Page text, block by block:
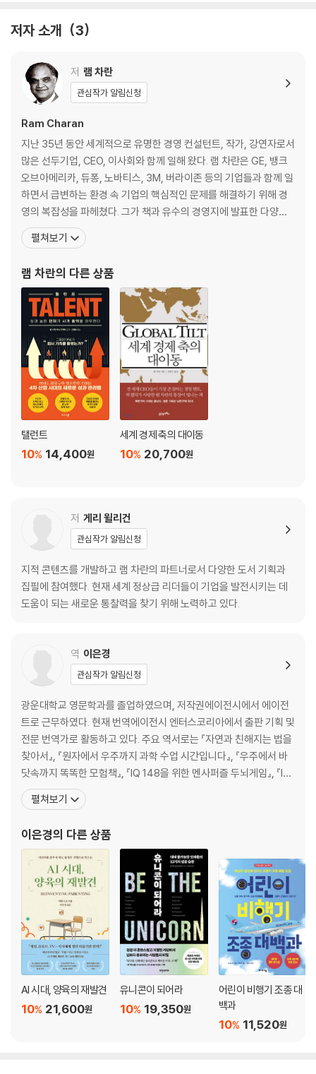
부록 : 디지털 시대에 경쟁우위를 갖출 준비가 되었는가?
저자 소개 3
저 램 차란
관심작가 알림신청
Ram Charan
지난 35년 동안 세계적으로 유명한 경영 컨설턴트, 작가, 강연자로서
많은 선두기업, CEO, 이사회와 함께 일해 왔다. 램 차란은 GE, 뱅크
오브아메리카, 듀퐁, 노바티스, 3M, 버라이존 등의 기업들과 함께 일
하면서 급변하는 환경 속 기업의 핵심적인 문제를 해결하기 위해 경
영의 복잡성을 파헤쳤다. 그가 책과 유수의 경영지에 발표한 다양한
해결책들은 매우 실용적이고 적절하며 실행하기 용이하다는 찬사를
받았으며, 전 세계에서 수백만 명의 사람들이 공유했다. 현재까지 27
로 『세계 경제 축의 대이동』, 『성장 기
펼쳐보기
램 차란의 다른 상품
탤런트
14,400원
10%
세계 경제 축의 대이동
20,700원
10%
저 게리 윌리건
관심작가 알림신청
지적 콘텐츠를 개발하고 램 차란의 파트너로서 다양한 도서 기획과
집필에 참여했다. 현재 세계 정상급 리더들이 기업을 발전시키는 데
도움이 되는 새로운 통찰력을 찾기 위해 노력하고 있다.
역 이은경
관심작가 알림신청
광운대학교 영문학과를 졸업하였으며, 저작권에이전시에서 에이전
트로 근무하였다. 현재 번역에이전시 엔터스코리아에서 출판 기획 및
전문 번역가로 활동하고 있다. 주요 역서로는 『자연과 친해지는 법을
찾아서』, 『원자에서 우주까지 과학 수업 시간입니다』, 『우주에서 바
닷속까지 똑똑한 모험책』, 『IQ 148을 위한 멘사퍼즐 두뇌게임』, 『IQ
148을 위한 멘사퍼즐 수학게임』, 『IQ 148을 위한 멘사퍼즐 추론게
임』, 『IQ 148을 위한 멘사퍼즐 아이큐게임』, 『수학올림피아드의 천
죠수아』, 『청소년을 위한 고고학 이
펼쳐보기
이은경의 다른 상품
AI 시대, 양육의 재발견
21,600원
10%
유니콘이 되어라
19,350원
10%
어린이 비행기 조종 대
백과
11,520원
10%